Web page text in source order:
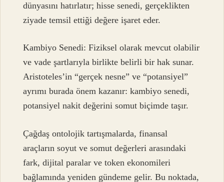
dünyasını hatırlatır; hisse senedi, gerçeklikten
ziyade temsil ettiği değere işaret eder.
Kambiyo Senedi: Fiziksel olarak mevcut olabilir
ve vade şartlarıyla birlikte belirli bir hak sunar.
Aristoteles’in “gerçek nesne” ve “potansiyel”
ayrımı burada önem kazanır: kambiyo senedi,
potansiyel nakit değerini somut biçimde taşır.
Çağdaş ontolojik tartışmalarda, finansal
araçların soyut ve somut değerleri arasındaki
fark, dijital paralar ve token ekonomileri
bağlamında yeniden gündeme gelir. Bu noktada,